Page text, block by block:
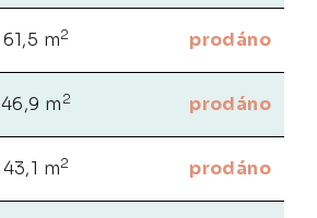
61,5 m2 prodáno
46,9 m 2 prodáno
43,1 m2 prodáno